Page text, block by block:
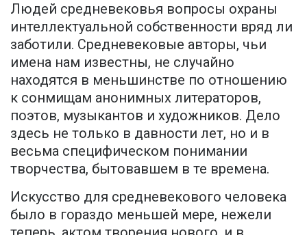
Людей средневековья вопросы охраны
интеллектуальной собственности вряд ли
заботили. Средневековые авторы, чьи
имена нам известны, не случайно
находятся в меньшинстве по отношению
к сонмищам анонимных литераторов,
поэтов, музыкантов и художников. Дело
здесь не только в давности лет, но и в
весьма специфическом понимании
творчества, бытовавшем в те времена.
Искусство для средневекового человека
было в гораздо меньшей мере, нежели